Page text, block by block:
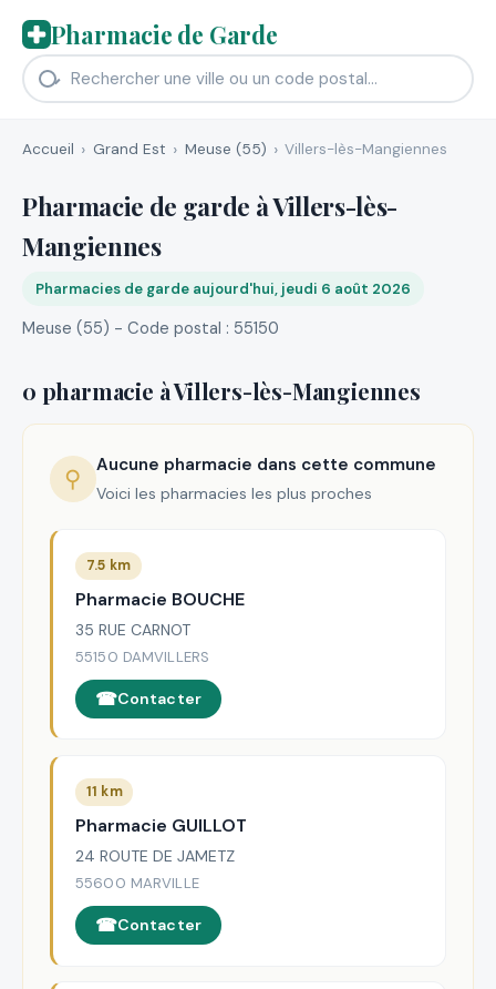
Pharmacie de Garde
Accueil Grand Est Meuse (55) Villers-lès-Mangiennes
Pharmacie de garde à Villers-lès-
Mangiennes
Pharmacies de garde aujourd'hui, jeudi 6 août 2026
Meuse (55) - Code postal : 55150
0 pharmacie à Villers-lès-Mangiennes
⚲ Aucune pharmacie dans cette commune
Voici les pharmacies les plus proches
7.5 km
Pharmacie BOUCHE
35 RUE CARNOT
55150 DAMVILLERS
Contacter
11 km
Pharmacie GUILLOT
24 ROUTE DE JAMETZ
55600 MARVILLE
Contacter